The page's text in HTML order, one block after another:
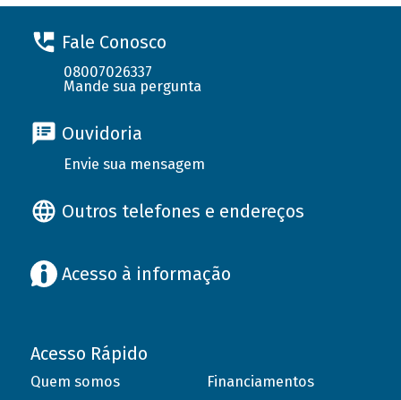
Fale Conosco
08007026337
Mande sua pergunta
Ouvidoria
Envie sua mensagem
Outros telefones e endereços
Acesso à informação
Acesso Rápido
Quem somos
Financiamentos